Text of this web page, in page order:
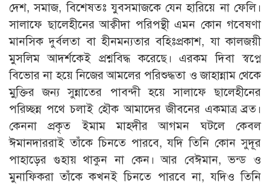
দেশ, সমাজ, বিশেষতঃ যুবসমাজকে যেন হারিয়ে না ফেলি।
সালাফে ছালেহীনের আক্বীদা পরিপন্থী এমন কোন গবেষণা
মানসিক দুর্বলতা বা হীনমন্যতার বহিঃপ্রকাশ, যা কালজয়ী
মুসলিম আদর্শকেই প্রশ্নবিদ্ধ করেছে। এরকম দিবা স্বপ্নে
বিভোর না হয়ে নিজের আমলের পরিশুদ্ধতা ও জাহান্নাম থেকে
মু্ক্তির জন্য সুন্নাতের পাবন্দী হয়ে সালাফে ছালেহীনের
পরিচ্ছন্ন পথে চলাই হৌক আমাদের জীবনের একমাত্র ব্রত।
কেননা প্রকৃত ইমাম মাহদীর আগমন ঘটলে কেবল
ঈমানদাররাই তাঁকে চিনতে পারবে, যদি তিনি কোন সুদূর
পাহাড়ের গুহায় থাকুন না কেন। আর বেঈমান, ভন্ড ও
মুনাফিকরা তাঁকে কখনই চিনতে পারবে না, যদিও তিনি